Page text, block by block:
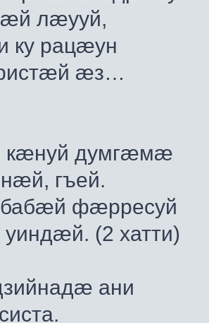
лæууй,
ку рацæун
æз…
кæнуй думгæмæ
гъей.
фæрресуй
(2 хатти)
ани